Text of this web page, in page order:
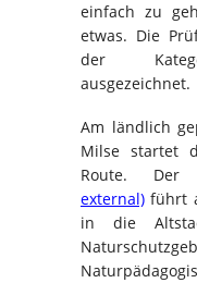
einfach zu
etwas. Die
der
ausgezeichnet.
Am ländlich
Milse startet
Route. Der
external) führt
in die